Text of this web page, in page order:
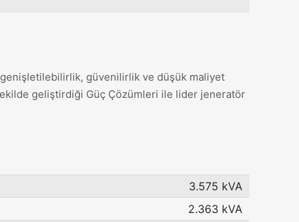
güvenilirlik ve düşük maliyet
geliştirdiği Güç Çözümleri ile lider jeneratör
3.575 kVA
2.363 kVA